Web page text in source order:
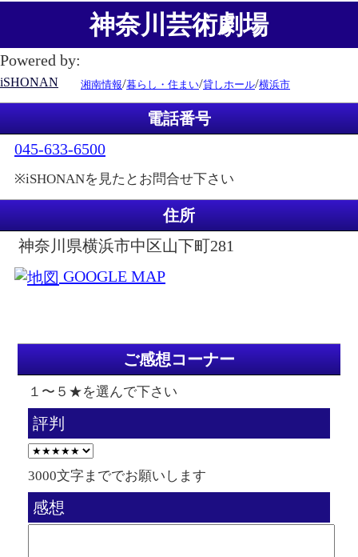
神奈川芸術劇場
Powered by:
iSHONAN 湘南情報/暮らし・住まい/貸しホール/横浜市
電話番号
045-633-6500
※iSHONANを見たとお問合せ下さい
住所
神奈川県横浜市中区山下町281
GOOGLE MAP
ご感想コーナー
１〜５★を選んで下さい
評判
3000文字まででお願いします
感想